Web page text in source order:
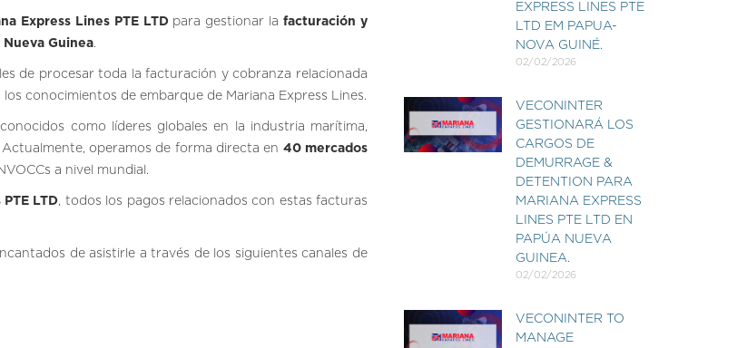
Express Lines PTE LTD para gestionar lafacturación y
Nueva Guinea.
de procesar toda la facturación y cobranza relacionada
conocimientos de embarque de Mariana Express Lines.
como líderes globales en la industria marítima,
operamos de forma directa en 40 mercados
a nivel mundial.
LTD, todos los pagos relacionados con estas facturas
de asistirle a través de los siguientes canales de
EXPRESS LINES PTE
LTD EM PAPUA-
NOVA GUINÉ.
02/02/2026
VECONINTER
GESTIONARÁ LOS
CARGOS DE
DEMURRAGE &
DETENTION PARA
MARIANA EXPRESS
LINES PTE LTD EN
PAPÚA NUEVA
GUINEA.
02/02/2026
VECONINTER TO
MANAGE